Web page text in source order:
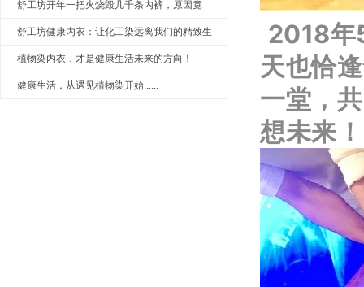
成功
舒工坊开年一把火烧毁几千条内裤，原因竟
是……
舒工坊健康内衣：让化工染远离我们的精致生
活
植物染内衣，才是健康生活未来的方向！
健康生活，从遇见植物染开始......
2018年
天也恰
一堂，
想未来